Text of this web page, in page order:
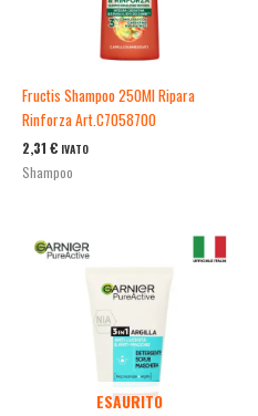
Fructis Shampoo 250Ml Ripara
Rinforza Art.C7058700
2,31 € IVATO
Shampoo
ESAURITO